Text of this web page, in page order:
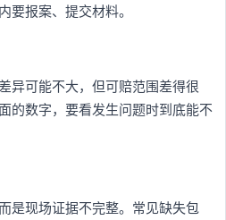
要报案、提交材料。
异可能不大，但可赔范围差得很
的数字，要看发生问题时到底能不
是现场证据不完整。常见缺失包